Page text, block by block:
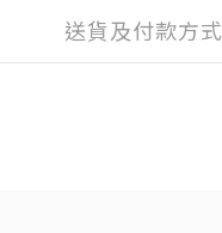
送貨及付款方式